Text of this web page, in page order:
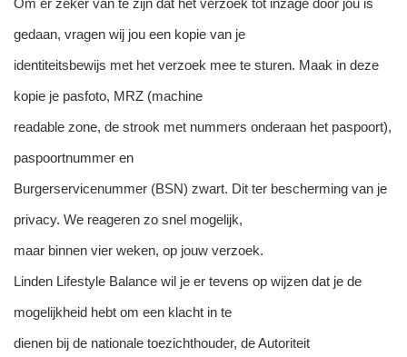
Om er zeker van te zijn dat het verzoek tot inzage door jou is
gedaan, vragen wij jou een kopie van je
identiteitsbewijs met het verzoek mee te sturen. Maak in deze
kopie je pasfoto, MRZ (machine
readable zone, de strook met nummers onderaan het paspoort),
paspoortnummer en
Burgerservicenummer (BSN) zwart. Dit ter bescherming van je
privacy. We reageren zo snel mogelijk,
maar binnen vier weken, op jouw verzoek.
Linden Lifestyle Balance wil je er tevens op wijzen dat je de
mogelijkheid hebt om een klacht in te
dienen bij de nationale toezichthouder, de Autoriteit